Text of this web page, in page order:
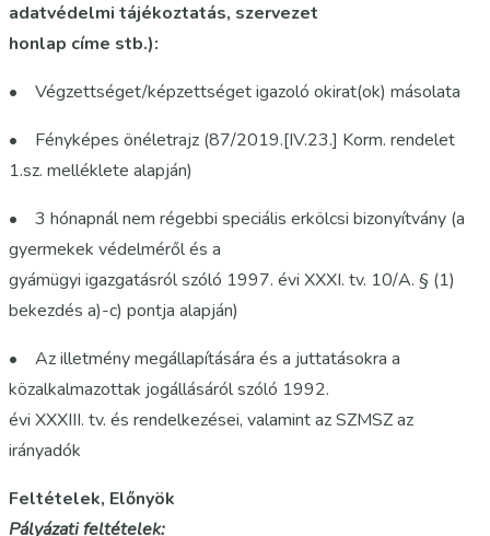
adatvédelmi tájékoztatás, szervezet
honlap címe stb.):
• Végzettséget/képzettséget igazoló okirat(ok) másolata
• Fényképes önéletrajz (87/2019.[IV.23.] Korm. rendelet
1.sz. melléklete alapján)
• 3 hónapnál nem régebbi speciális erkölcsi bizonyítvány (a
gyermekek védelméről és a
gyámügyi igazgatásról szóló 1997. évi XXXI. tv. 10/A. § (1)
bekezdés a)-c) pontja alapján)
• Az illetmény megállapítására és a juttatásokra a
közalkalmazottak jogállásáról szóló 1992.
évi XXXIII. tv. és rendelkezései, valamint az SZMSZ az
irányadók
Feltételek, Előnyök
Pályázati feltételek: